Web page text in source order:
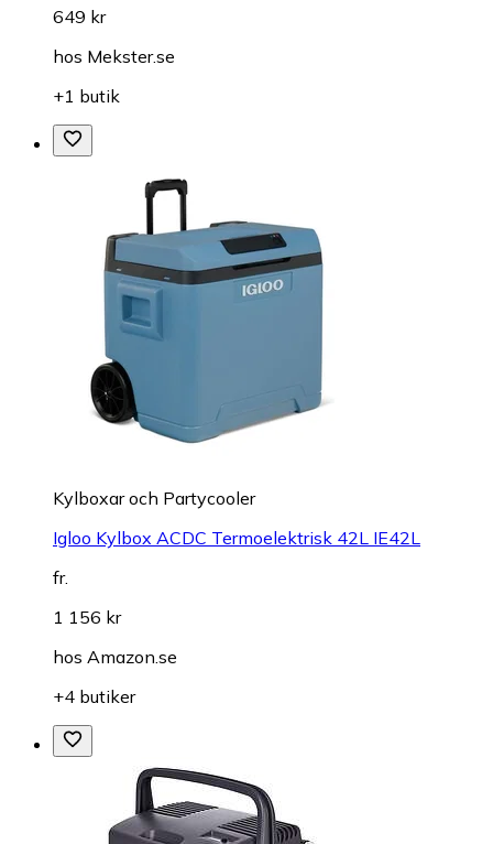
649 kr
hos Mekster.se
+1 butik
Kylboxar och Partycooler
Igloo Kylbox ACDC Termoelektrisk 42L IE42L
fr.
1 156 kr
hos Amazon.se
+4 butiker